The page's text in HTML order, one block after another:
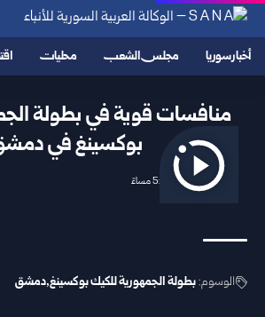
أخبار سوريا مجلس الشعب محليات
منافسات قوية في بطولة
بوكسينغ في
2026/02/06 5:30 مساءً
الوسوم:بطولة الجمهورية للكيك بوكسينغ دمشق